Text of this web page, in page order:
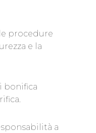
procedure
e la
bonifica
a